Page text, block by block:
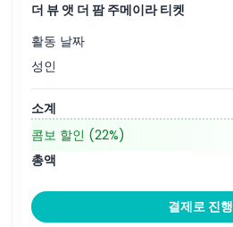
더 뷰 앳 더 팜 주메이라 티켓
활동 날짜
성인
소계
콤보 할인 (22%)
총액
결제로 진행